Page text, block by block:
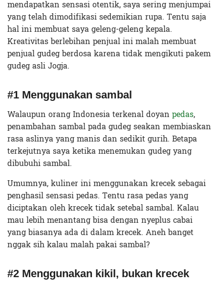
mendapatkan sensasi otentik, saya sering menjumpai
yang telah dimodifikasi sedemikian rupa. Tentu saja
hal ini membuat saya geleng-geleng kepala.
Kreativitas berlebihan penjual ini malah membuat
penjual gudeg berdosa karena tidak mengikuti pakem
gudeg asli Jogja.
#1 Menggunakan sambal
Walaupun orang Indonesia terkenal doyan pedas,
penambahan sambal pada gudeg seakan membiaskan
rasa aslinya yang manis dan sedikit gurih. Betapa
terkejutnya saya ketika menemukan gudeg yang
dibubuhi sambal.
Umumnya, kuliner ini menggunakan krecek sebagai
penghasil sensasi pedas. Tentu rasa pedas yang
diciptakan oleh krecek tidak setebal sambal. Kalau
mau lebih menantang bisa dengan nyeplus cabai
yang biasanya ada di dalam krecek. Aneh banget
nggak sih kalau malah pakai sambal?
#2 Menggunakan kikil, bukan krecek